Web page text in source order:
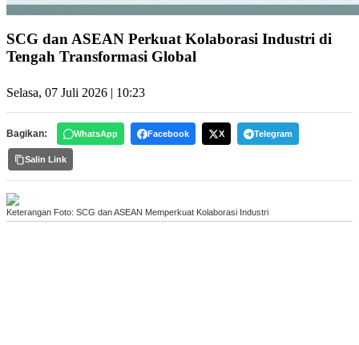
SCG dan ASEAN Perkuat Kolaborasi Industri di
Tengah Transformasi Global
Selasa, 07 Juli 2026 | 10:23
Bagikan: WhatsApp Facebook X Telegram
Salin Link
Keterangan Foto: SCG dan ASEAN Memperkuat Kolaborasi Industri